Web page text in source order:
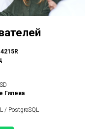
Гилева
/ PostgreSQL